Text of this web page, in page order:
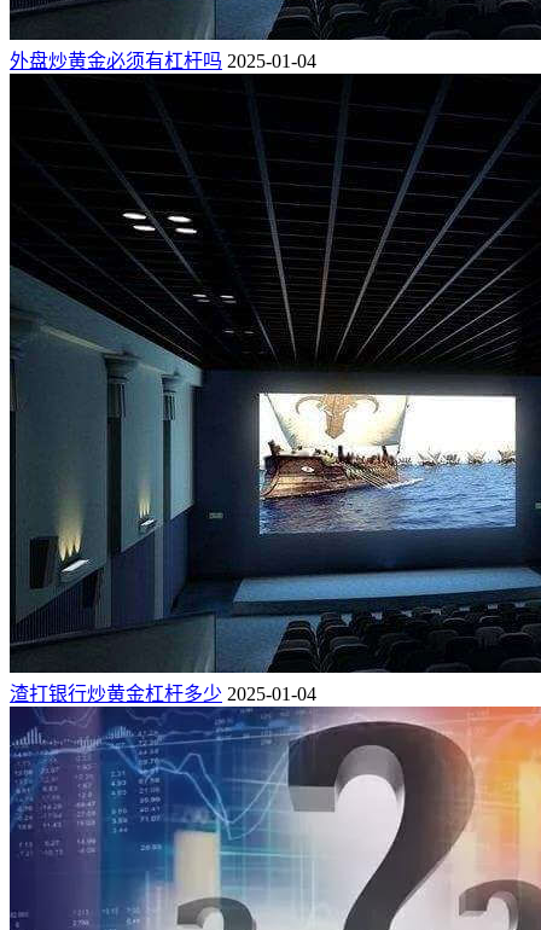
外盘炒黄金必须有杠杆吗 2025-01-04
渣打银行炒黄金杠杆多少 2025-01-04